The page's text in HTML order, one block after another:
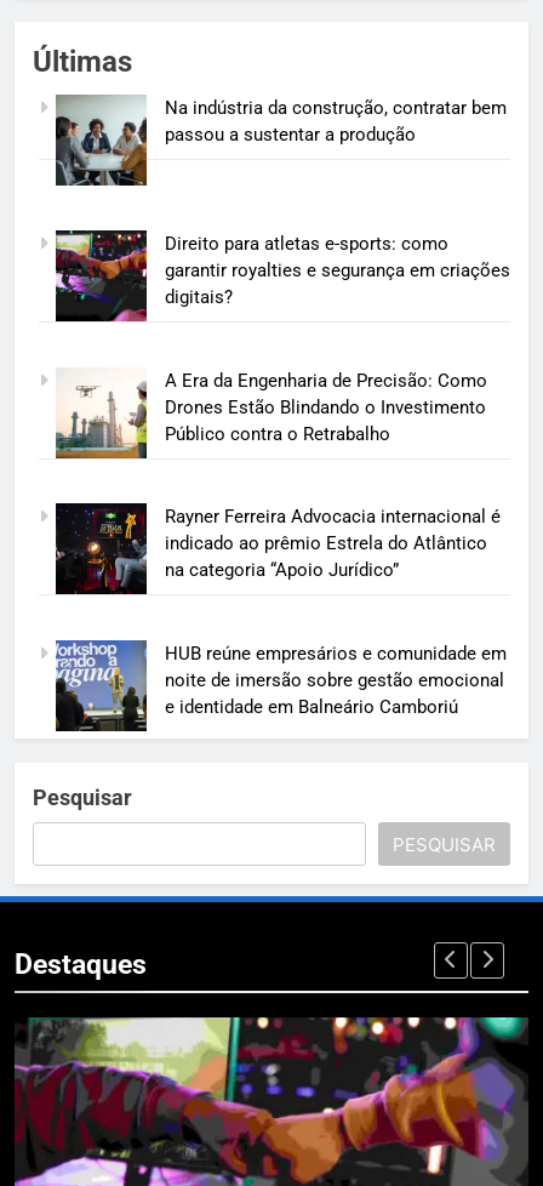
Últimas
Na indústria da construção, contratar bem
passou a sustentar a produção
Direito para atletas e-sports: como
garantir royalties e segurança em criações
digitais?
A Era da Engenharia de Precisão: Como
Drones Estão Blindando o Investimento
Público contra o Retrabalho
Rayner Ferreira Advocacia internacional é
indicado ao prêmio Estrela do Atlântico
na categoria “Apoio Jurídico”
HUB reúne empresários e comunidade em
noite de imersão sobre gestão emocional
e identidade em Balneário Camboriú
Pesquisar
PESQUISAR
Destaques